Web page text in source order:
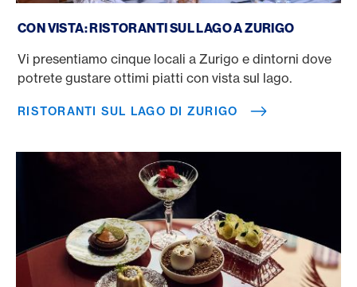
CON VISTA: RISTORANTI SUL LAGO A ZURIGO
Vi presentiamo cinque locali a Zurigo e dintorni dove
potrete gustare ottimi piatti con vista sul lago.
RISTORANTI SUL LAGO DI ZURIGO